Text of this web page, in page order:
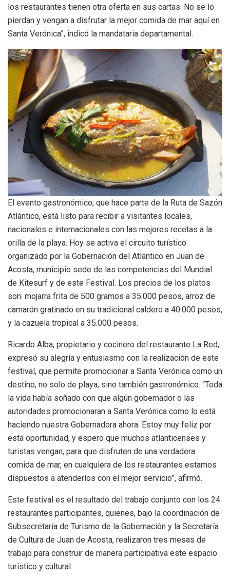
los restaurantes tienen otra oferta en sus cartas. No se lo
pierdan y vengan a disfrutar la mejor comida de mar aquí en
Santa Verónica”, indicó la mandataria departamental.
El evento gastronómico, que hace parte de la Ruta de Sazón
Atlántico, está listo para recibir a visitantes locales,
nacionales e internacionales con las mejores recetas a la
orilla de la playa. Hoy se activa el circuito turístico
organizado por la Gobernación del Atlántico en Juan de
Acosta, municipio sede de las competencias del Mundial
de Kitesurf y de este Festival. Los precios de los platos
son: mojarra frita de 500 gramos a 35.000 pesos, arroz de
camarón gratinado en su tradicional caldero a 40.000 pesos,
y la cazuela tropical a 35.000 pesos.
Ricardo Alba, propietario y cocinero del restaurante La Red,
expresó su alegría y entusiasmo con la realización de este
festival, que permite promocionar a Santa Verónica como un
destino, no solo de playa, sino también gastronómico. “Toda
la vida había soñado con que algún gobernador o las
autoridades promocionaran a Santa Verónica como lo está
haciendo nuestra Gobernadora ahora. Estoy muy feliz por
esta oportunidad, y espero que muchos atlanticenses y
turistas vengan, para que disfruten de una verdadera
comida de mar, en cualquiera de los restaurantes estamos
dispuestos a atenderlos con el mejor servicio”, afirmó.
Este festival es el resultado del trabajo conjunto con los 24
restaurantes participantes, quienes, bajo la coordinación de
Subsecretaría de Turismo de la Gobernación y la Secretaría
de Cultura de Juan de Acosta, realizaron tres mesas de
trabajo para construir de manera participativa este espacio
turístico y cultural.